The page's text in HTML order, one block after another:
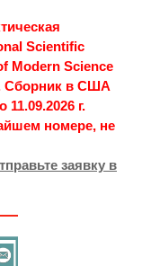
Scientific
Modern Science
Сборник в США
г.
номере, не
заявку в